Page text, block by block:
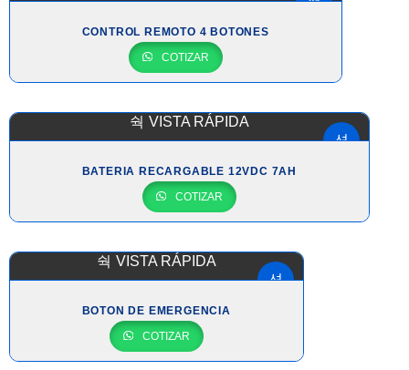
CONTROL REMOTO 4 BOTONES
COTIZAR
VISTA RÁPIDA
BATERIA RECARGABLE 12VDC 7AH
COTIZAR
VISTA RÁPIDA
BOTON DE EMERGENCIA
COTIZAR